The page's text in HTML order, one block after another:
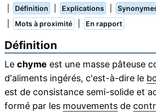
Définition Explications
Mots à proximité En rapport
Définition
Le chyme est une masse pâteuse
d'aliments ingérés, c'est-à-dire le
est de consistance semi-solide et
formé par les mouvementsde